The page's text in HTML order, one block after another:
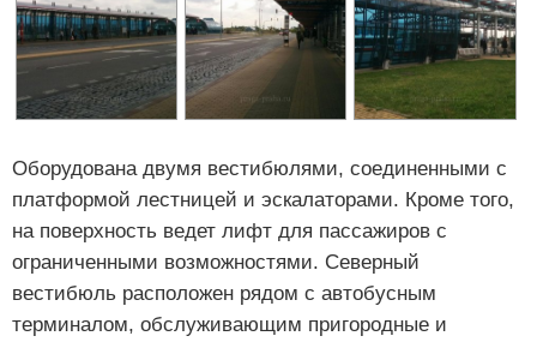
Оборудована двумя вестибюлями, соединенными с
платформой лестницей и эскалаторами. Кроме того,
на поверхность ведет лифт для пассажиров с
ограниченными возможностями. Северный
вестибюль расположен рядом с автобусным
терминалом, обслуживающим пригородные и